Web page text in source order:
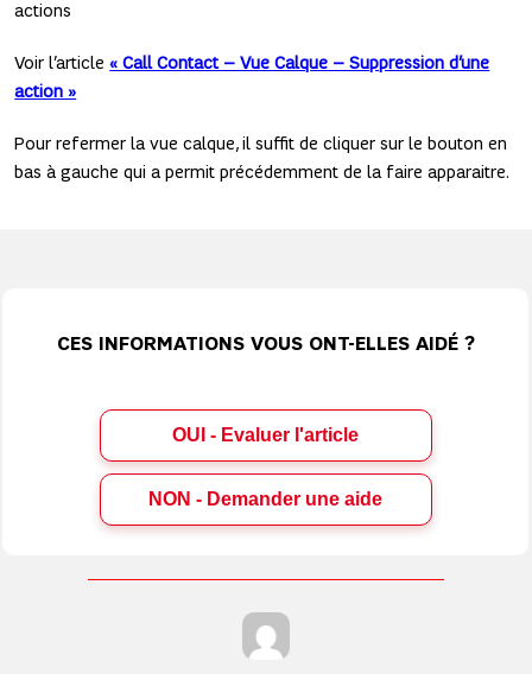
actions
Voir l’article« Call Contact – Vue Calque – Suppression d’une
action »
Pour refermer la vue calque, il suffit de cliquer sur le bouton en
bas à gauche qui a permit précédemment de la faire apparaitre.
CES INFORMATIONS VOUS ONT-ELLES AIDÉ ?
OUI - Evaluer l'article